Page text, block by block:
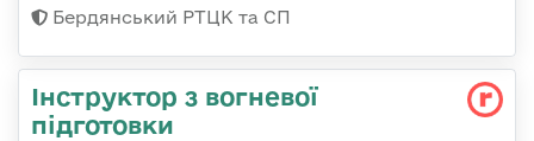
Бердянський РТЦК та СП
Інструктор з вогневої
підготовки